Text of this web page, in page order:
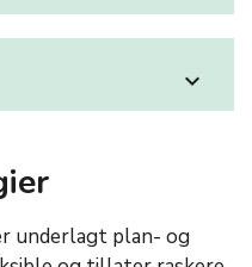
expand_more
underlagt plan- og